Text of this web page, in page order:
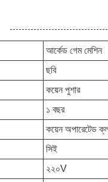
আর্কেড গেম মেশিন
ছবি
কয়েন পুশার
১ বছর
কয়েন অপারেটেড
সিই
২২০V